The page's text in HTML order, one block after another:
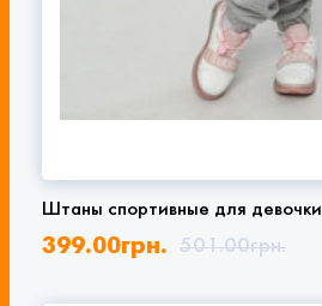
Штаны спортивные для девочки
501.00грн.
399.00грн.